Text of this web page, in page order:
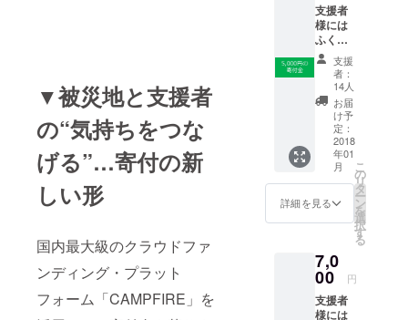
▼被災地と支援者
の“気持ちをつな
げる”…寄付の新
しい形
国内最大級のクラウドファ
ンディング・プラット
フォーム「CAMPFIRE」を
支援者
様には
ふくお
かフィ
ナン
シャル
グルー
プより
お礼の
メッ
セージ
をお送
りしま
す。
支援
者：
14人
お届
け予
定：
2018
年01
月
詳細を見る
こ
の
リ
タ
ー
ン
を
選
択
す
る
7,0
00 円
支援者
様には